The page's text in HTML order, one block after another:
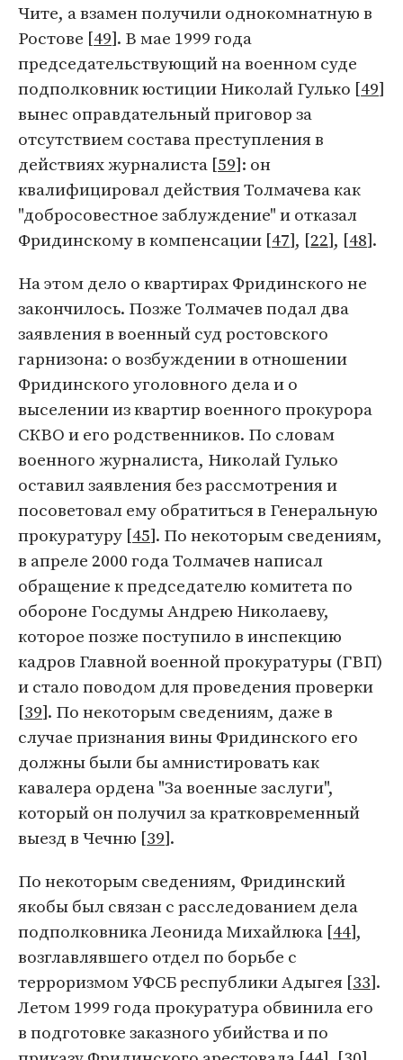
Чите, а взамен получили однокомнатную в
Ростове [49]. В мае 1999 года
председательствующий на военном суде
подполковник юстиции Николай Гулько [49]
вынес оправдательный приговор за
отсутствием состава преступления в
действиях журналиста [59]: он
квалифицировал действия Толмачева как
"добросовестное заблуждение" и отказал
Фридинскому в компенсации [47], [22], [48].
На этом дело о квартирах Фридинского не
закончилось. Позже Толмачев подал два
заявления в военный суд ростовского
гарнизона: о возбуждении в отношении
Фридинского уголовного дела и о
выселении из квартир военного прокурора
СКВО и его родственников. По словам
военного журналиста, Николай Гулько
оставил заявления без рассмотрения и
посоветовал ему обратиться в Генеральную
прокуратуру [45]. По некоторым сведениям,
в апреле 2000 года Толмачев написал
обращение к председателю комитета по
обороне Госдумы Андрею Николаеву,
которое позже поступило в инспекцию
кадров Главной военной прокуратуры (ГВП)
и стало поводом для проведения проверки
[39]. По некоторым сведениям, даже в
случае признания вины Фридинского его
должны были бы амнистировать как
кавалера ордена "За военные заслуги",
который он получил за кратковременный
выезд в Чечню [39].
По некоторым сведениям, Фридинский
якобы был связан с расследованием дела
подполковника Леонида Михайлюка [44],
возглавлявшего отдел по борьбе с
терроризмом УФСБ республики Адыгея [33].
Летом 1999 года прокуратура обвинила его
в подготовке заказного убийства и по